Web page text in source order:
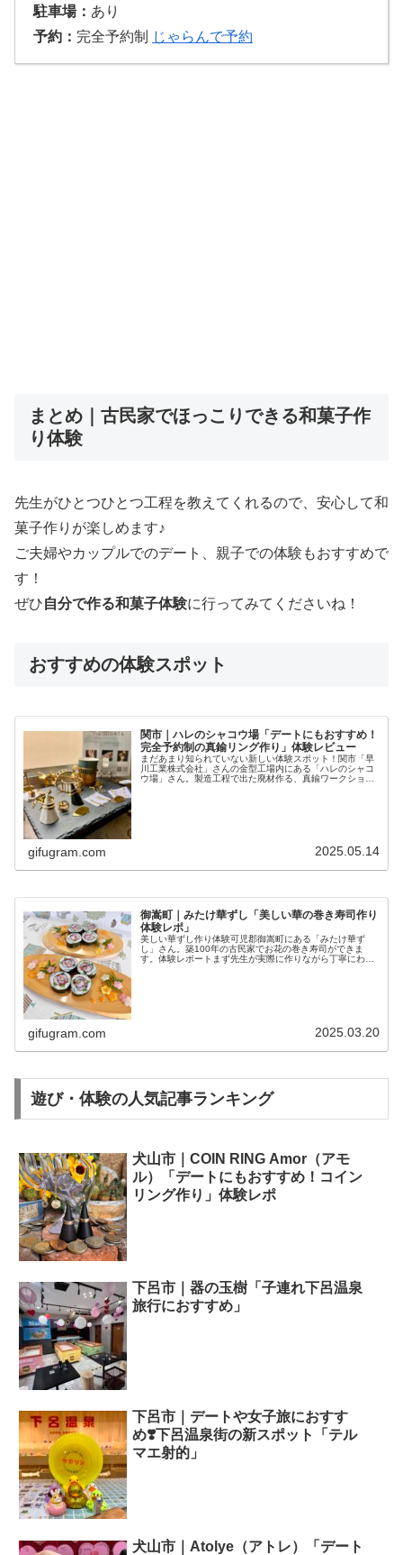
駐車場： あり
予約： 完全予約制 じゃらんで予約
まとめ｜古民家でほっこりできる和菓子作
り体験
先生がひとつひとつ工程を教えてくれるので、安心して和
菓子作りが楽しめます♪
ご夫婦やカップルでのデート、親子での体験もおすすめで
す！
ぜひ自分で作る和菓子体験に行ってみてくださいね！
おすすめの体験スポット
関市｜ハレのシャコウ場「デートにもおすすめ！
完全予約制の真鍮リング作り」体験レビュー
まだあまり知られていない新しい体験スポット！関市「早
川工業株式会社」さんの金型工場内にある「ハレのシャコ
ウ場」さん。製造工程で出た廃材作る、真鍮ワークショッ
gifugram.com 2025.05.14
御嵩町｜みたけ華ずし「美しい華の巻き寿司作り
体験レポ」
美しい華ずし作り体験可児郡御嵩町にある「みたけ華ず
し」さん。築100年の古民家でお花の巻き寿司ができま
す。体験レポートまず先生が実際に作りながら丁寧にわか
gifugram.com 2025.03.20
遊び・体験の人気記事ランキング
犬山市｜COIN RING Amor（アモ
ル）「デートにもおすすめ！コイン
リング作り」体験レポ
下呂市｜器の玉樹「子連れ下呂温泉
旅行におすすめ」
下呂市｜デートや女子旅におすす
め❣️下呂温泉街の新スポット「テル
マエ射的」
犬山市｜Atolye（アトレ）「デート